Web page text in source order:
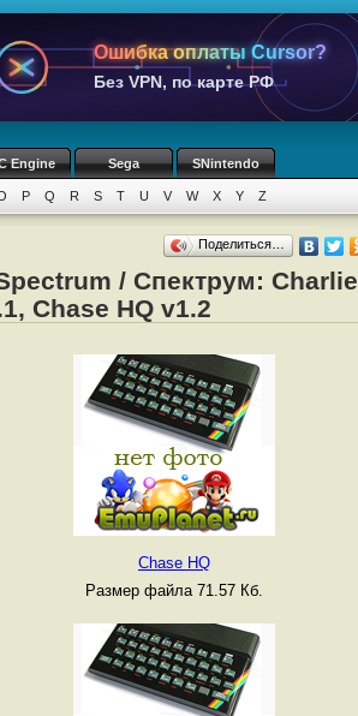
Ошибка оплаты Cursor?
Без VPN, по карте РФ
Engine Sega SNintendo
P Q R S T U V W X Y Z
Поделиться…
/ Спектрум: Charlie
Chase HQ v1.2
Chase HQ
Размер файла 71.57 Кб.